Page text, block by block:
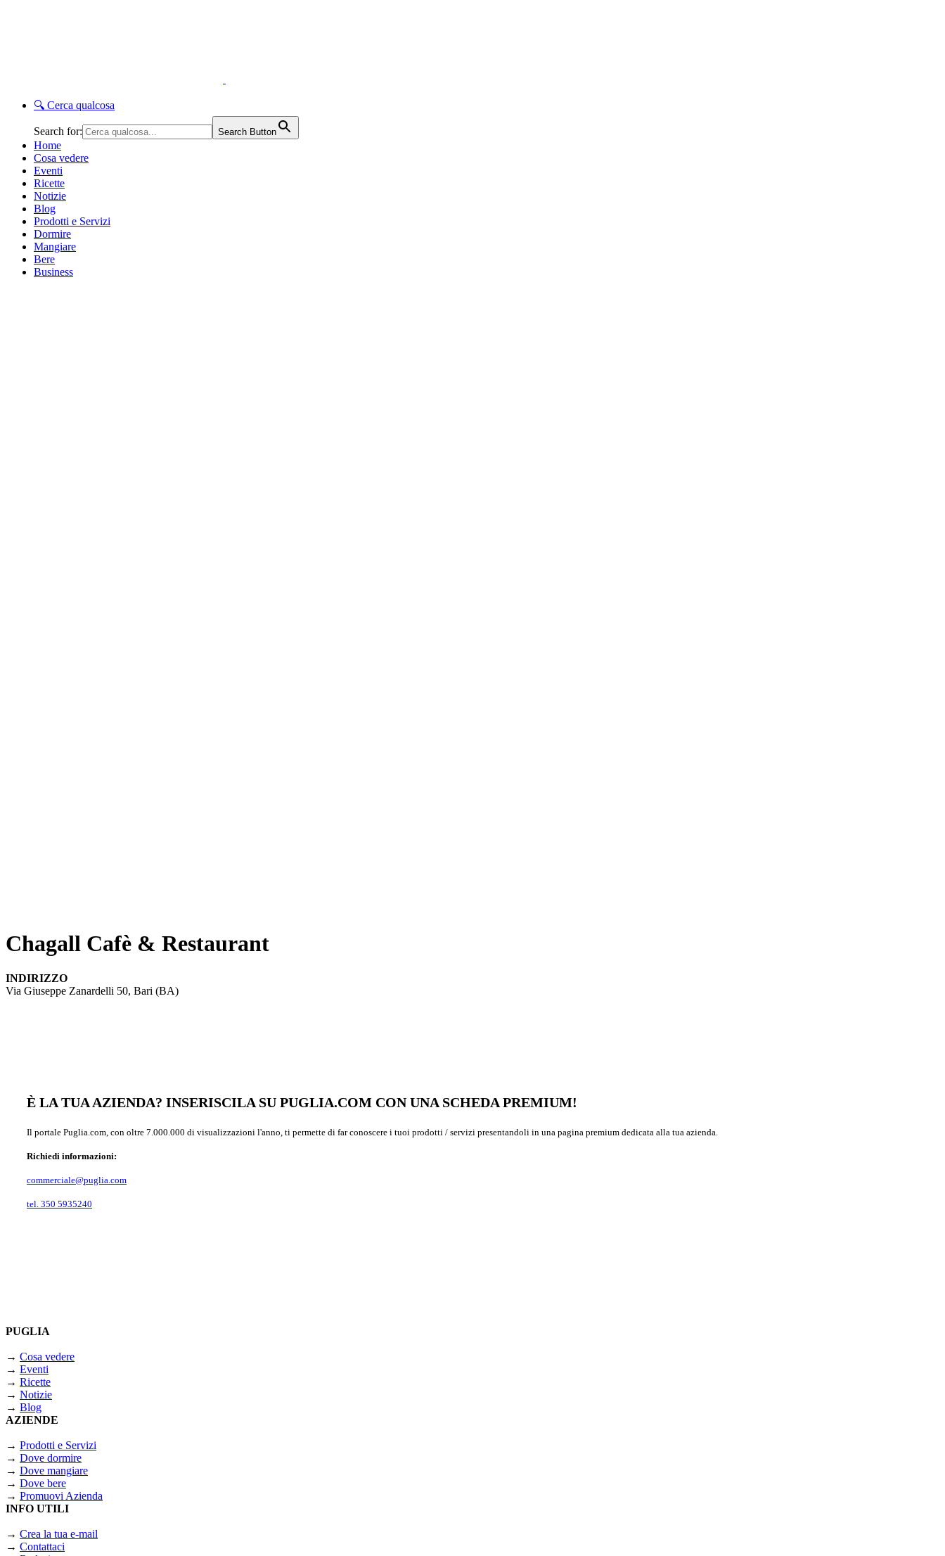
🔍 Cerca qualcosa
Search for: Search Button
Home
Cosa vedere
Eventi
Ricette
Notizie
Blog
Prodotti e Servizi
Dormire
Mangiare
Bere
Business
Chagall Cafè & Restaurant
INDIRIZZO
Via Giuseppe Zanardelli 50, Bari (BA)
È LA TUA AZIENDA? INSERISCILA SU PUGLIA.COM CON UNA SCHEDA PREMIUM!
Il portale Puglia.com, con oltre 7.000.000 di visualizzazioni l'anno, ti permette di far conoscere i tuoi prodotti / servizi presentandoli in una pagina premium dedicata alla tua azienda.
Richiedi informazioni:
commerciale@puglia.com
tel. 350 5935240
PUGLIA
→ Cosa vedere
→ Eventi
→ Ricette
→ Notizie
→ Blog
AZIENDE
→ Prodotti e Servizi
→ Dove dormire
→ Dove mangiare
→ Dove bere
→ Promuovi Azienda
INFO UTILI
→ Crea la tua e-mail
→ Contattaci